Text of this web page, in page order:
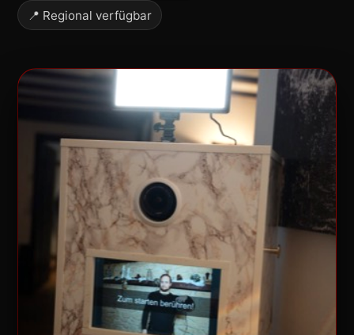
📍 Regional verfügbar